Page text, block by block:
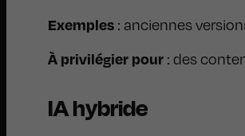
Exemples : anciennes
À privilégier pour : des
IA hybride